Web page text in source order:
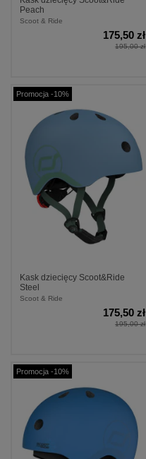
Peach
Scoot & Ride
175,50 zł
195,00 zł
Promocja -10%
Kask dziecięcy Scoot&Ride
Steel
Scoot & Ride
175,50 zł
195,00 zł
Promocja -10%